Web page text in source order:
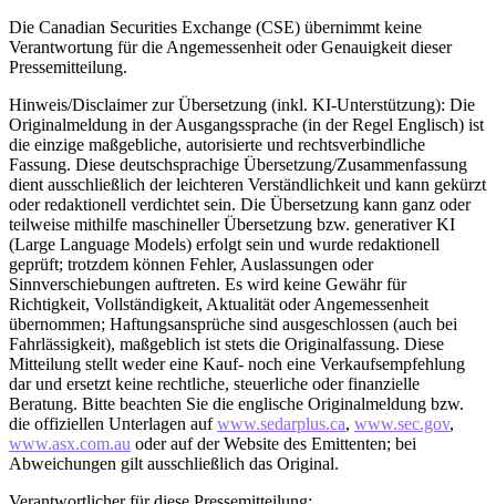
Die Canadian Securities Exchange (CSE) übernimmt keine
Verantwortung für die Angemessenheit oder Genauigkeit dieser
Pressemitteilung.
Hinweis/Disclaimer zur Übersetzung (inkl. KI-Unterstützung): Die
Originalmeldung in der Ausgangssprache (in der Regel Englisch) ist
die einzige maßgebliche, autorisierte und rechtsverbindliche
Fassung. Diese deutschsprachige Übersetzung/Zusammenfassung
dient ausschließlich der leichteren Verständlichkeit und kann gekürzt
oder redaktionell verdichtet sein. Die Übersetzung kann ganz oder
teilweise mithilfe maschineller Übersetzung bzw. generativer KI
(Large Language Models) erfolgt sein und wurde redaktionell
geprüft; trotzdem können Fehler, Auslassungen oder
Sinnverschiebungen auftreten. Es wird keine Gewähr für
Richtigkeit, Vollständigkeit, Aktualität oder Angemessenheit
übernommen; Haftungsansprüche sind ausgeschlossen (auch bei
Fahrlässigkeit), maßgeblich ist stets die Originalfassung. Diese
Mitteilung stellt weder eine Kauf- noch eine Verkaufsempfehlung
dar und ersetzt keine rechtliche, steuerliche oder finanzielle
Beratung. Bitte beachten Sie die englische Originalmeldung bzw.
die offiziellen Unterlagen aufwww.sedarplus.ca, www.sec.gov,
www.asx.com.au oder auf der Website des Emittenten; bei
Abweichungen gilt ausschließlich das Original.